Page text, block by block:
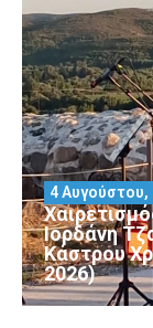
Ιορδάνη
Κάστρου
2026)
4 Αυγούστου,